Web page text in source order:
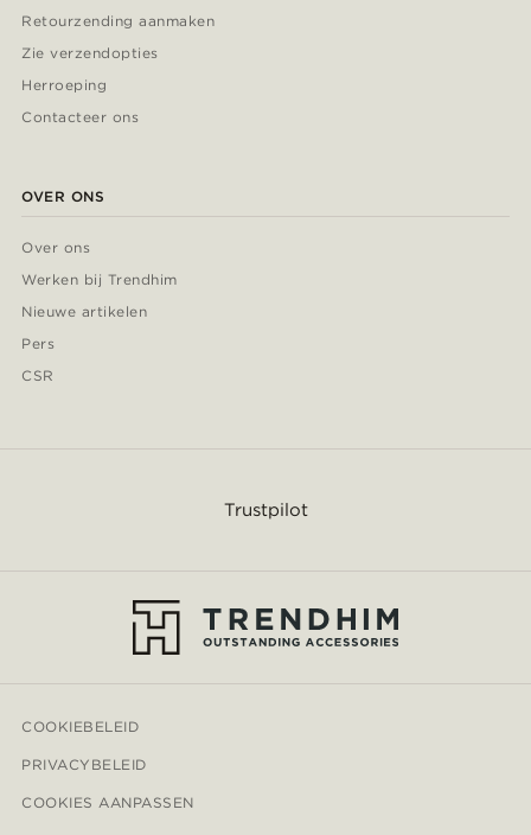
Retourzending aanmaken
Zie verzendopties
Herroeping
Contacteer ons
OVER ONS
Over ons
Werken bij Trendhim
Nieuwe artikelen
Pers
CSR
Trustpilot
COOKIEBELEID
PRIVACYBELEID
COOKIES AANPASSEN